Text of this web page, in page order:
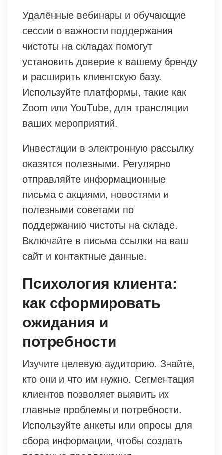
Удалённые вебинары и обучающие
сессии о важности поддержания
чистоты на складах помогут
установить доверие к вашему бренду
и расширить клиентскую базу.
Используйте платформы, такие как
Zoom или YouTube, для трансляции
ваших мероприятий.
Инвестиции в электронную рассылку
оказятся полезными. Регулярно
отправляйте информационные
письма с акциями, новостями и
полезными советами по
поддержанию чистоты на складе.
Включайте в письма ссылки на ваш
сайт и контактные данные.
Психология клиента:
как сформировать
ожидания и
потребности
Изучите целевую аудиторию. Знайте,
кто они и что им нужно. Сегментация
клиентов позволяет выявить их
главные проблемы и потребности.
Используйте анкеты или опросы для
сбора информации, чтобы создать